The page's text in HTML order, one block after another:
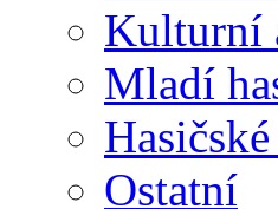
Kulturní
Mladí
Ostatní